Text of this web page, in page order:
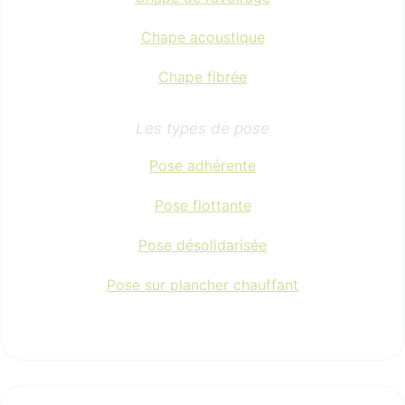
Chape acoustique
Chape fibrée
Les types de pose
Pose adhérente
Pose flottante
Pose désolidarisée
Pose sur plancher chauffant